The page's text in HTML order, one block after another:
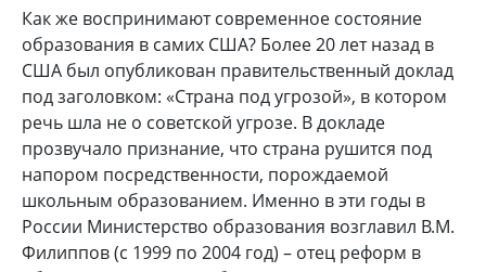
Как же воспринимают современное состояние
образования в самих США? Более 20 лет назад в
США был опубликован правительственный доклад
под заголовком: «Страна под угрозой», в котором
речь шла не о советской угрозе. В докладе
прозвучало признание, что страна рушится под
напором посредственности, порождаемой
школьным образованием. Именно в эти годы в
России Министерство образования возглавил В.М.
Филиппов (с 1999 по 2004 год) – отец реформ в